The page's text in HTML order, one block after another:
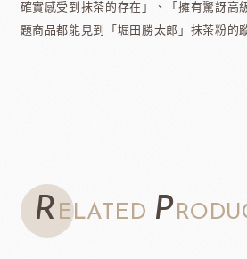
確實感受到抹茶的存在」、「擁有驚訝高
題商品都能見到「堀田勝太郎」抹茶粉的
R ELATED P